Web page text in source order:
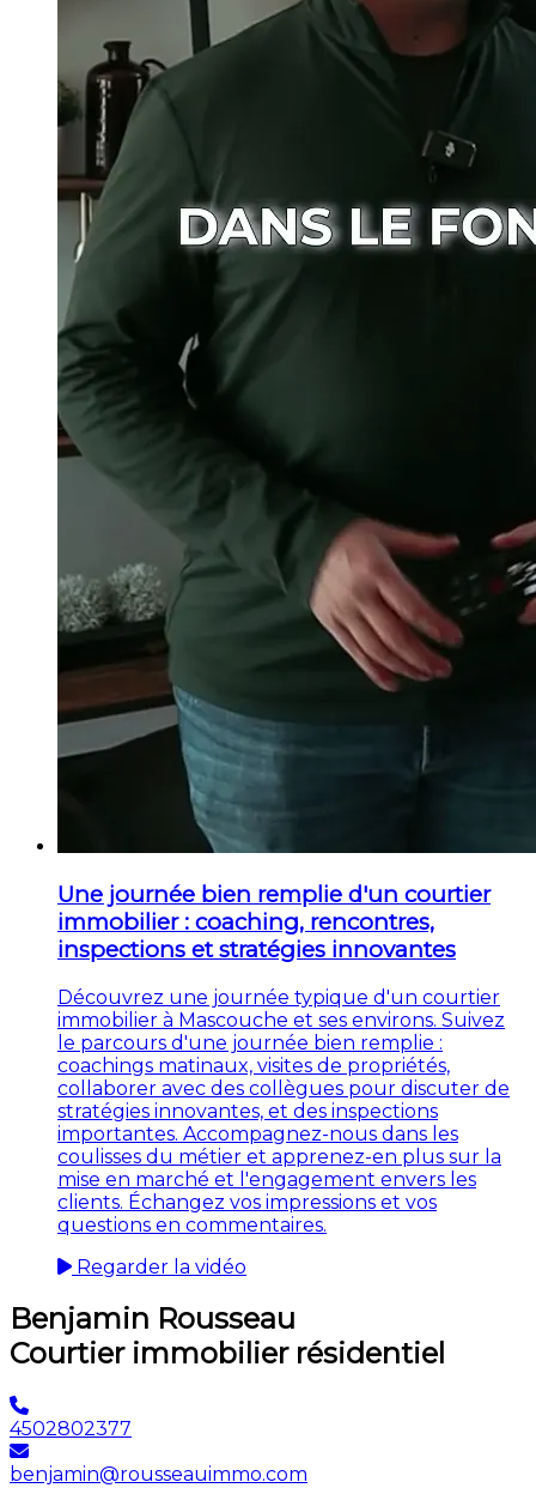
Une journée bien remplie d'un courtier
immobilier : coaching, rencontres,
inspections et stratégies innovantes
Découvrez une journée typique d'un courtier
immobilier à Mascouche et ses environs. Suivez
le parcours d'une journée bien remplie :
coachings matinaux, visites de propriétés,
collaborer avec des collègues pour discuter de
stratégies innovantes, et des inspections
importantes. Accompagnez-nous dans les
coulisses du métier et apprenez-en plus sur la
mise en marché et l'engagement envers les
clients. Échangez vos impressions et vos
questions en commentaires.
Regarder la vidéo
Benjamin Rousseau
Courtier immobilier résidentiel
4502802377
benjamin@rousseauimmo.com